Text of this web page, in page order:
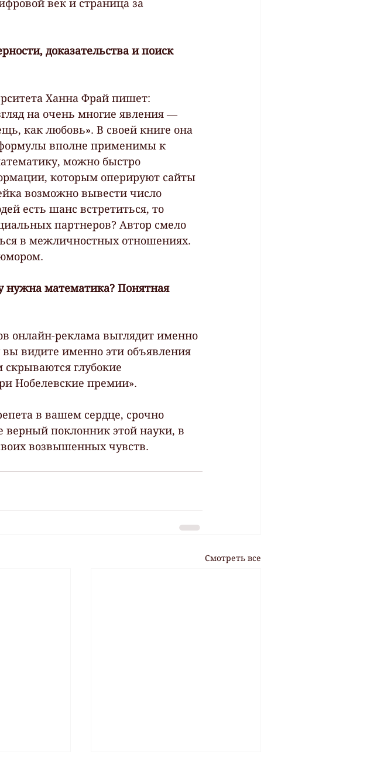
век и страница за
доказательства и поиск
Ханна Фрай пишет:
на очень многие явления —
как любовь». В своей книге она
формулы вполне применимы к
можно быстро
которым оперируют сайты
возможно вывести число
есть шанс встретиться, то
партнеров? Автор смело
в межличностных отношениях.
нужна математика? Понятная
онлайн-реклама выглядит именно
видите именно эти объявления
глубокие
Нобелевские премии».
в вашем сердце, срочно
поклонник этой науки, в
возвышенных чувств.
Смотреть все